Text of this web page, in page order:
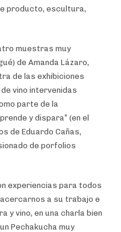
producto, escultura,
muestras muy
de Amanda Lázaro,
de las exhibiciones
vino intervenidas
parte de la
y dispara” (en el
de Eduardo Cañas,
de porfolios
experiencias para todos
a su trabajo e
y vino, en una charla bien
Pechakucha muy